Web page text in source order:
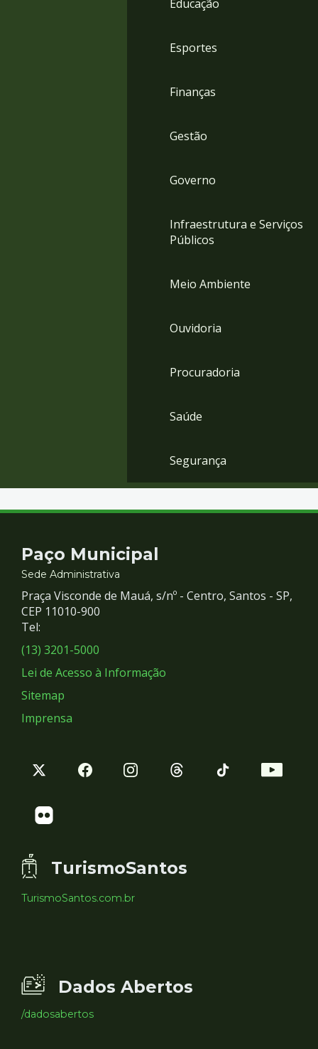
Educação
Esportes
Finanças
Gestão
Governo
Infraestrutura e Serviços
Públicos
Meio Ambiente
Ouvidoria
Procuradoria
Saúde
Segurança
Contato
e
Redes
Sociais
Paço Municipal
Sede Administrativa
Praça Visconde de Mauá, s/nº - Centro, Santos - SP,
CEP 11010-900
Tel:
(13) 3201-5000
Lei de Acesso à Informação
Sitemap
Imprensa
TurismoSantos
TurismoSantos.com.br
Dados Abertos
/dadosabertos